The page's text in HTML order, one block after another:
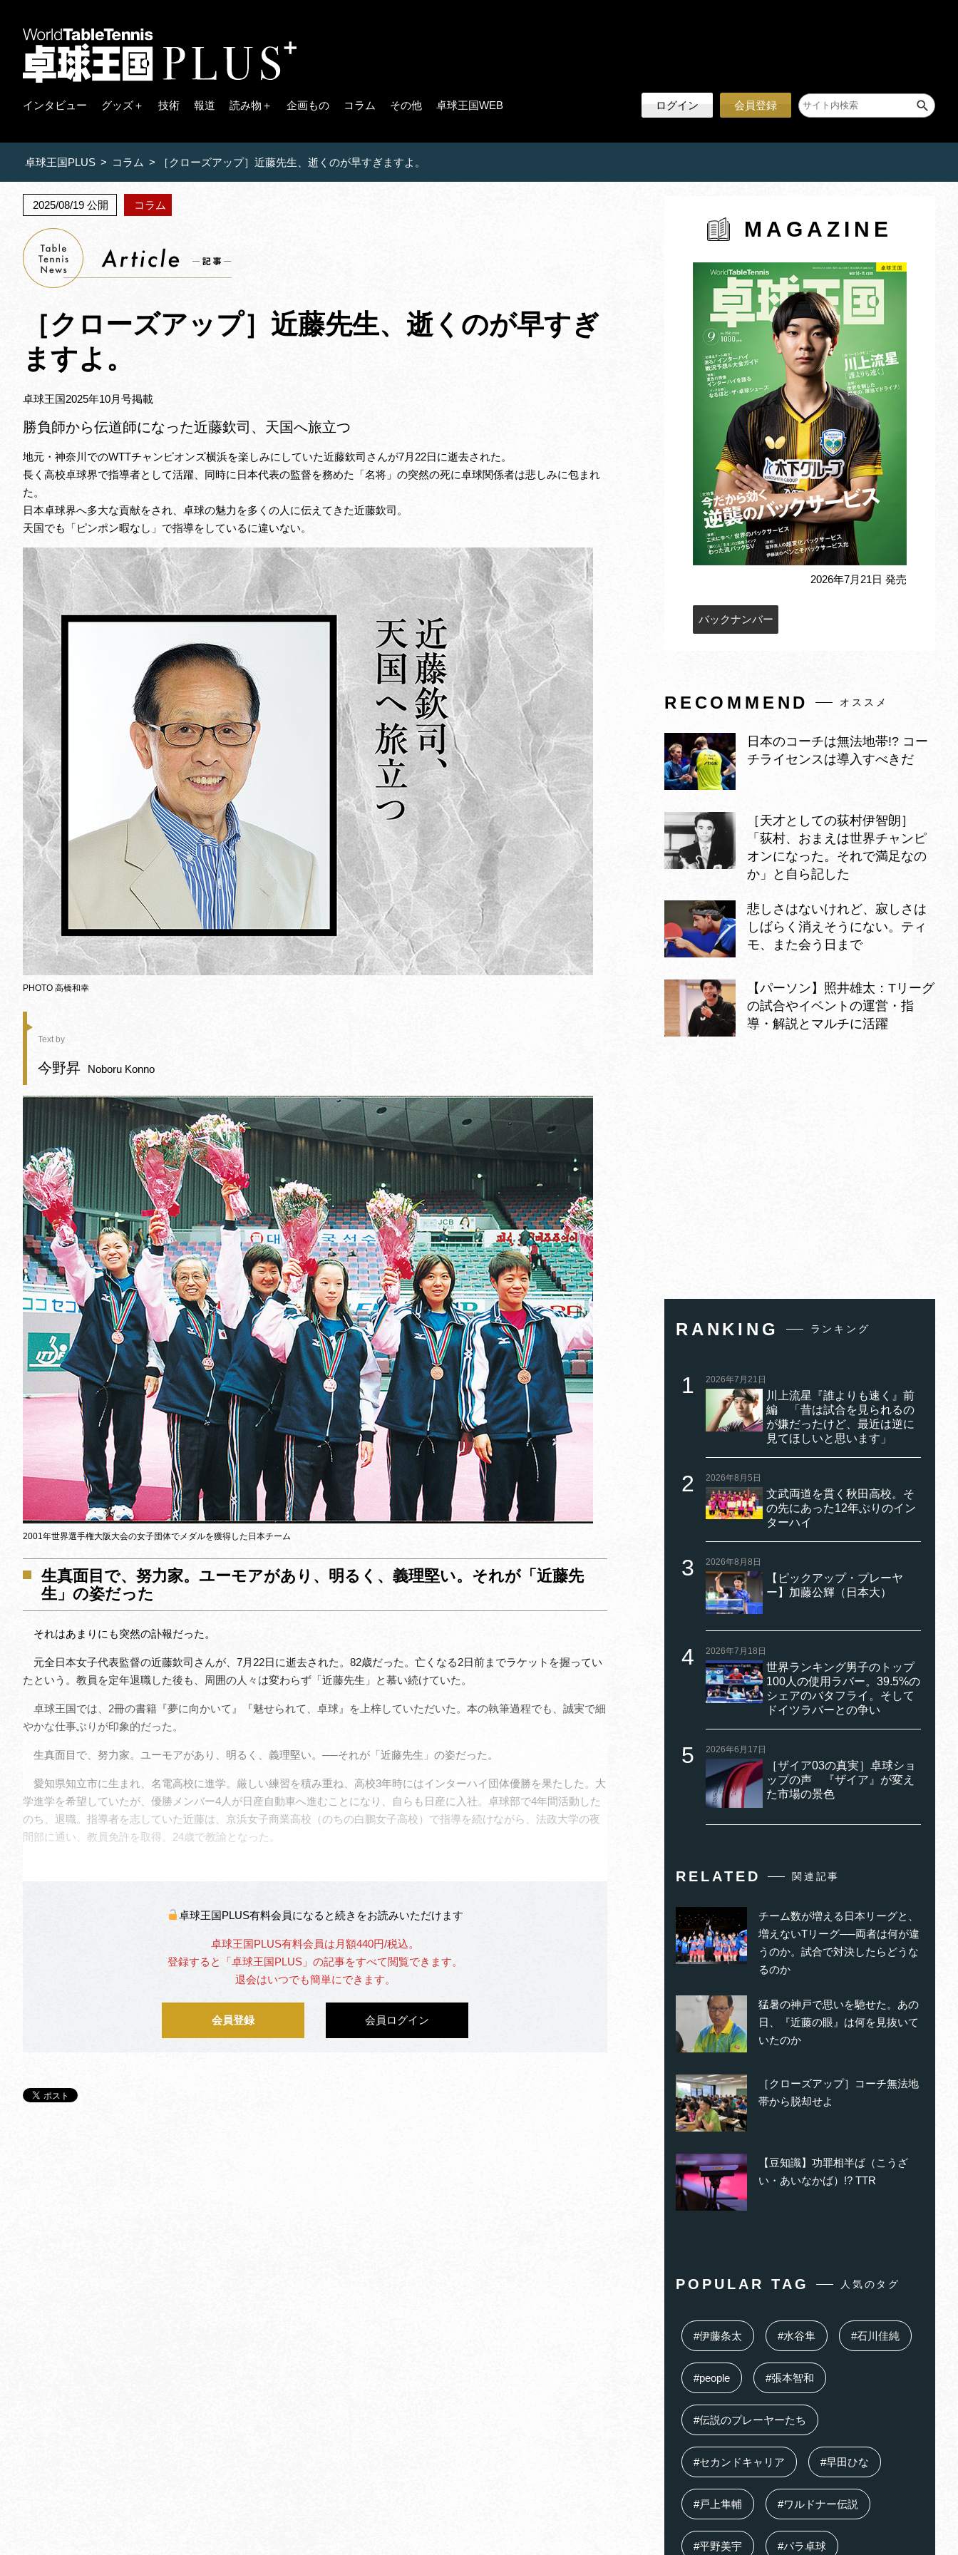
インタビュー グッズ＋ 技術 報道 読み物＋ 企画もの コラム その他 卓球王国WEB ログイン 会員登録
卓球王国PLUS > コラム > ［クローズアップ］近藤先生、逝くのが早すぎますよ。
2025/08/19 公開 コラム
［クローズアップ］近藤先生、逝くのが早すぎ
ますよ。
卓球王国2025年10月号掲載
勝負師から伝道師になった近藤欽司、天国へ旅立つ
地元・神奈川でのWTTチャンピオンズ横浜を楽しみにしていた近藤欽司さんが7月22日に逝去された。
長く高校卓球界で指導者として活躍、同時に日本代表の監督を務めた「名将」の突然の死に卓球関係者は悲しみに包まれ
た。
日本卓球界へ多大な貢献をされ、卓球の魅力を多くの人に伝えてきた近藤欽司。
天国でも「ピンポン暇なし」で指導をしているに違いない。
PHOTO 高橋和幸
Text by
今野昇 Noboru Konno
2001年世界選手権大阪大会の女子団体でメダルを獲得した日本チーム
生真面目で、努力家。ユーモアがあり、明るく、義理堅い。それが「近藤先
生」の姿だった
それはあまりにも突然の訃報だった。
元全日本女子代表監督の近藤欽司さんが、7月22日に逝去された。82歳だった。亡くなる2日前までラケットを握ってい
たという。教員を定年退職した後も、周囲の人々は変わらず「近藤先生」と慕い続けていた。
卓球王国では、2冊の書籍『夢に向かいて』『魅せられて、卓球』を上梓していただいた。本の執筆過程でも、誠実で細
やかな仕事ぶりが印象的だった。
生真面目で、努力家。ユーモアがあり、明るく、義理堅い。──それが「近藤先生」の姿だった。
愛知県知立市に生まれ、名電高校に進学。厳しい練習を積み重ね、高校3年時にはインターハイ団体優勝を果たした。大
学進学を希望していたが、優勝メンバー4人が日産自動車へ進むことになり、自らも日産に入社。卓球部で4年間活動した
のち、退職。指導者を志していた近藤は、京浜女子商業高校（のちの白鵬女子高校）で指導を続けながら、法政大学の夜
間部に通い、教員免許を取得。24歳で教諭となった。
卓球王国PLUS有料会員になると続きをお読みいただけます
卓球王国PLUS有料会員は月額440円/税込。
登録すると「卓球王国PLUS」の記事をすべて閲覧できます。
退会はいつでも簡単にできます。
会員登録 会員ログイン
MAGAZINE
2026年7月21日 発売
バックナンバー
RECOMMEND オススメ
日本のコーチは無法地帯!? コー
チライセンスは導入すべきだ
［天才としての荻村伊智朗］
「荻村、おまえは世界チャンピ
オンになった。それで満足なの
か」と自ら記した
悲しさはないけれど、寂しさは
しばらく消えそうにない。ティ
モ、また会う日まで
【パーソン】照井雄太：Tリーグ
の試合やイベントの運営・指
導・解説とマルチに活躍
RANKING ランキング
2026年7月21日
川上流星『誰よりも速く』前
編 「昔は試合を見られるの
が嫌だったけど、最近は逆に
見てほしいと思います」
2026年8月5日
文武両道を貫く秋田高校。そ
の先にあった12年ぶりのイン
ターハイ
2026年8月8日
【ピックアップ・プレーヤ
ー】加藤公輝（日本大）
2026年7月18日
世界ランキング男子のトップ
100人の使用ラバー。39.5%の
シェアのバタフライ。そして
ドイツラバーとの争い
2026年6月17日
［ザイア03の真実］卓球ショ
ップの声 『ザイア』が変え
た市場の景色
RELATED 関連記事
チーム数が増える日本リーグと、
増えないTリーグ──両者は何が違
うのか。試合で対決したらどうな
るのか
猛暑の神戸で思いを馳せた。あの
日、『近藤の眼』は何を見抜いて
いたのか
［クローズアップ］コーチ無法地
帯から脱却せよ
【豆知識】功罪相半ば（こうざ
い・あいなかば）!? TTR
POPULAR TAG 人気のタグ
#伊藤条太 #水谷隼 #石川佳純
#people #張本智和
#伝説のプレーヤーたち
#セカンドキャリア #早田ひな
#戸上隼輔 #ワルドナー伝説
#平野美宇 #パラ卓球